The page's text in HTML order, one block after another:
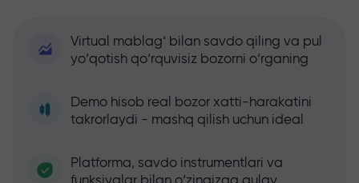
Virtual mablag‘ bilan savdo qiling va pul
yo‘qotish qo‘rquvisiz bozorni o‘rganing
Demo hisob real bozor xatti-harakatini
takrorlaydi - mashq qilish uchun ideal
Platforma, savdo instrumentlari va